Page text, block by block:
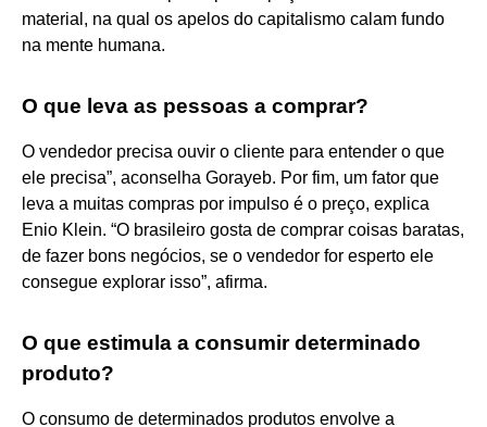
material, na qual os apelos do capitalismo calam fundo
na mente humana.
O que leva as pessoas a comprar?
O vendedor precisa ouvir o cliente para entender o que
ele precisa”, aconselha Gorayeb. Por fim, um fator que
leva a muitas compras por impulso é o preço, explica
Enio Klein. “O brasileiro gosta de comprar coisas baratas,
de fazer bons negócios, se o vendedor for esperto ele
consegue explorar isso”, afirma.
O que estimula a consumir determinado
produto?
O consumo de determinados produtos envolve a